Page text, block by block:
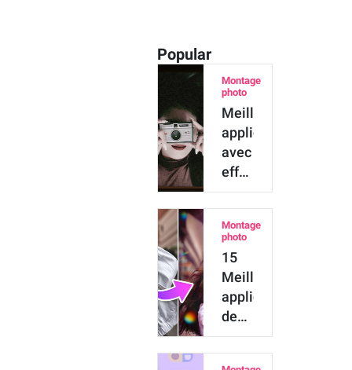
Popular
Montage
photo
Meilleure
application
avec
effet
et
filtres
photo
vintage
gratuite
Montage
photo
15
Meilleures
applications
de
filtres
photo